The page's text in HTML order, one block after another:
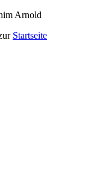
Arnold
Startseite